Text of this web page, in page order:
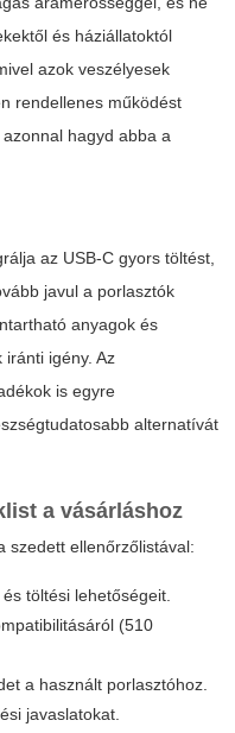
és háziállatoktól
azok veszélyesek
rendellenes működést
hagyd abba a
az USB-C gyors töltést,
javul a porlasztók
anyagok és
igény. Az
is egyre
alternatívát
a vásárláshoz
szedett ellenőrzőlistával:
töltési lehetőségeit.
(510
a használt porlasztóhoz.
javaslatokat.